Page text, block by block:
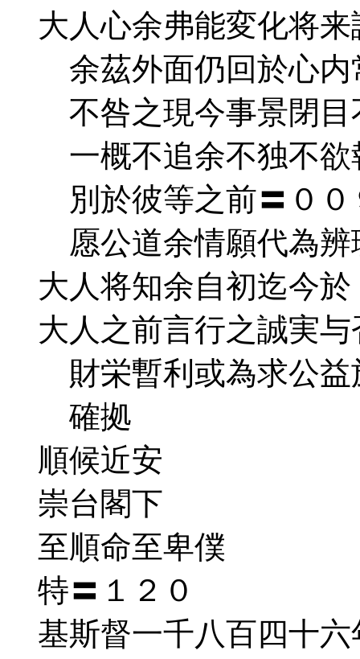
大人心余弗能変化将来
余茲外面仍回於心内
不咎之現今事景閉目
一概不追余不独不欲
別於彼等之前〓００
愿公道余情願代為辨
大人将知余自初迄今於
大人之前言行之誠実与
財栄暫利或為求公益
確拠
順候近安
崇台閣下
至順命至卑僕
特〓１２０
基斯督一千八百四十六